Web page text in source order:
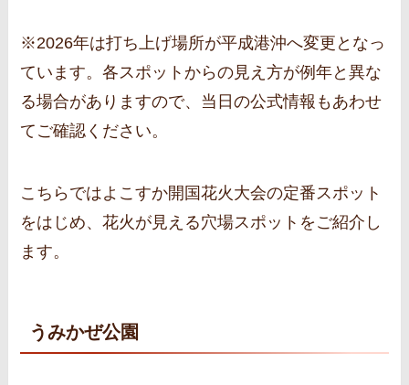
※2026年は打ち上げ場所が平成港沖へ変更となっ
ています。各スポットからの見え方が例年と異な
る場合がありますので、当日の公式情報もあわせ
てご確認ください。
こちらではよこすか開国花火大会の定番スポット
をはじめ、花火が見える穴場スポットをご紹介し
ます。
うみかぜ公園